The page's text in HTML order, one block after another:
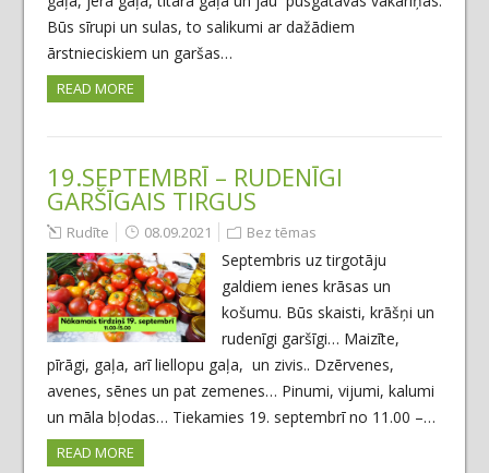
Būs sīrupi un sulas, to salikumi ar dažādiem
ārstnieciskiem un garšas…
READ MORE
19.SEPTEMBRĪ – RUDENĪGI
GARŠĪGAIS TIRGUS
Rudīte 08.09.2021 Bez tēmas
Septembris uz tirgotāju
galdiem ienes krāsas un
košumu. Būs skaisti, krāšņi un
rudenīgi garšīgi… Maizīte,
pīrāgi, gaļa, arī liellopu gaļa, un zivis.. Dzērvenes,
avenes, sēnes un pat zemenes… Pinumi, vijumi, kalumi
un māla bļodas… Tiekamies 19. septembrī no 11.00 –…
READ MORE